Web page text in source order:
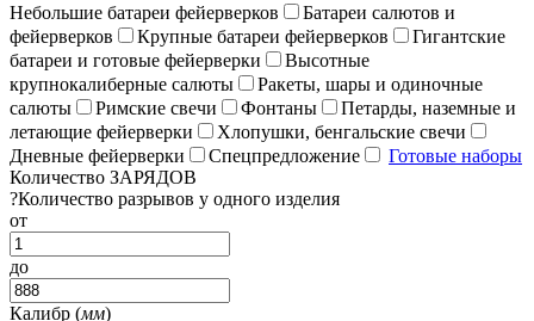
Небольшие батареи фейерверков
Батареи салютов и
фейерверков
Крупные батареи фейерверков
Гигантские
батареи и готовые фейерверки
Высотные
крупнокалиберные салюты
Ракеты, шары и одиночные
салюты
Римские свечи Фонтаны
Петарды, наземные и
летающие фейерверки
Хлопушки, бенгальские свечи
Дневные фейерверки
Спецпредложение
Готовые наборы
Количество ЗАРЯДОВ
?Количество разрывов у одного изделия
от
до
Калибр (мм)